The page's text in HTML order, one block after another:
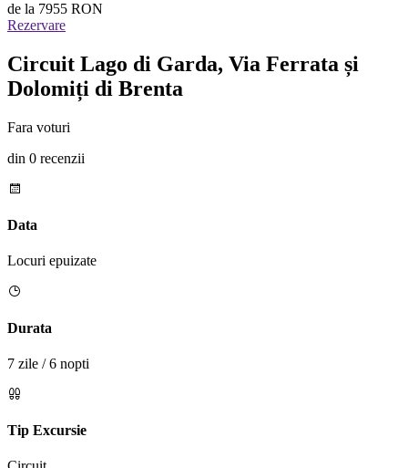
de la 7955 RON
Rezervare
Circuit Lago di Garda, Via Ferrata și
Dolomiți di Brenta
Fara voturi
din 0 recenzii
Data
Locuri epuizate
Durata
7 zile / 6 nopti
Tip Excursie